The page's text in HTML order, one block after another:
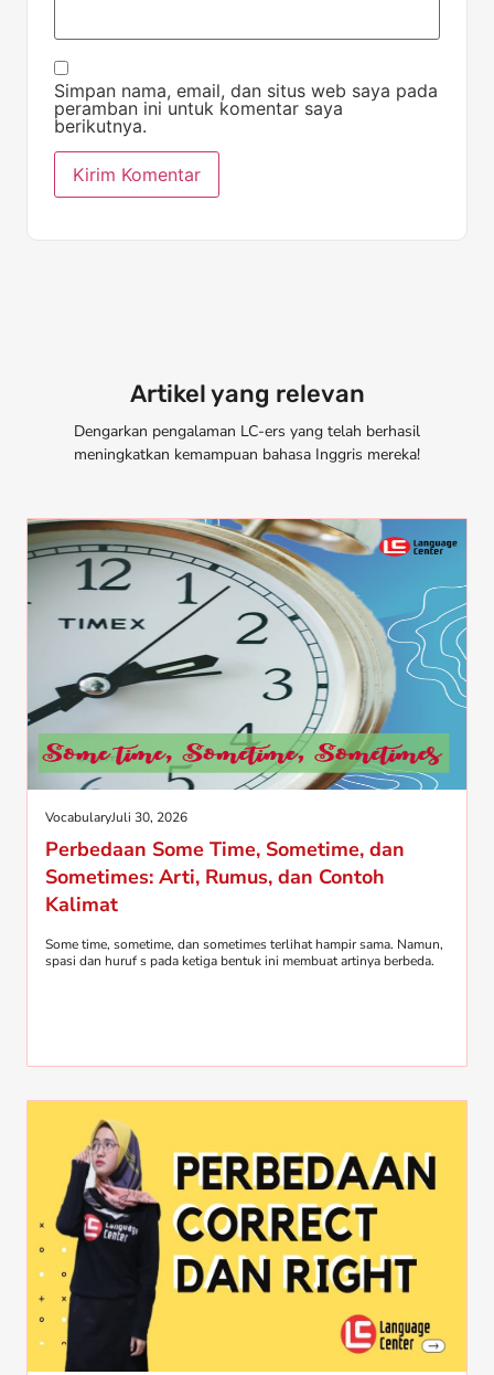
Simpan nama, email, dan situs web saya pada
peramban ini untuk komentar saya
berikutnya.
Artikel yang relevan
Dengarkan pengalaman LC-ers yang telah berhasil
meningkatkan kemampuan bahasa Inggris mereka!
VocabularyJuli 30, 2026
Perbedaan Some Time, Sometime, dan
Sometimes: Arti, Rumus, dan Contoh
Kalimat
Some time, sometime, dan sometimes terlihat hampir sama. Namun,
spasi dan huruf s pada ketiga bentuk ini membuat artinya berbeda.